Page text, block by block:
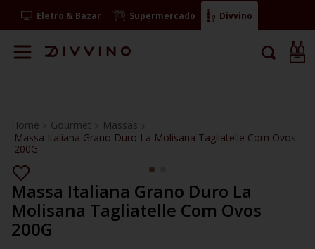
Eletro & Bazar Supermercado Divvino
Gourmet
Massas
Massa Italiana Grano Duro La Molisana Tagliatelle Com Ovos
200G
Massa Italiana Grano Duro La
Molisana Tagliatelle Com Ovos
200G